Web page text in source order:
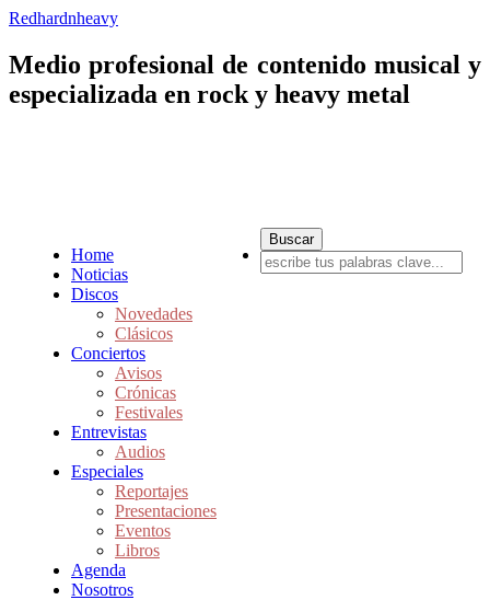
Redhardnheavy
Medio profesional de contenido musical y
especializada en rock y heavy metal
Home
Noticias
Discos
Novedades
Clásicos
Conciertos
Avisos
Crónicas
Festivales
Entrevistas
Audios
Especiales
Reportajes
Presentaciones
Eventos
Libros
Agenda
Nosotros